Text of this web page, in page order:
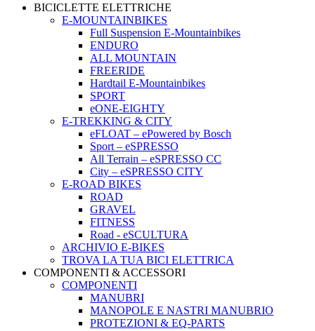
BICICLETTE ELETTRICHE
E-MOUNTAINBIKES
Full Suspension E-Mountainbikes
ENDURO
ALL MOUNTAIN
FREERIDE
Hardtail E-Mountainbikes
SPORT
eONE-EIGHTY
E-TREKKING & CITY
eFLOAT – ePowered by Bosch
Sport – eSPRESSO
All Terrain – eSPRESSO CC
City – eSPRESSO CITY
E-ROAD BIKES
ROAD
GRAVEL
FITNESS
Road - eSCULTURA
ARCHIVIO E-BIKES
TROVA LA TUA BICI ELETTRICA
COMPONENTI & ACCESSORI
COMPONENTI
MANUBRI
MANOPOLE E NASTRI MANUBRIO
PROTEZIONI & EQ-PARTS